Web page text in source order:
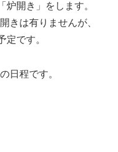
開き」をします。
きは有りませんが、
定です。
日程です。